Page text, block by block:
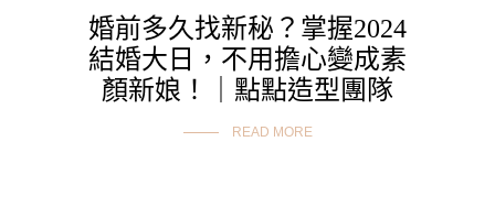
婚前多久找新秘？掌握2024
結婚大日，不用擔心變成素
顏新娘！｜點點造型團隊
READ MORE